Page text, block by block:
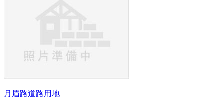
月眉路道路用地